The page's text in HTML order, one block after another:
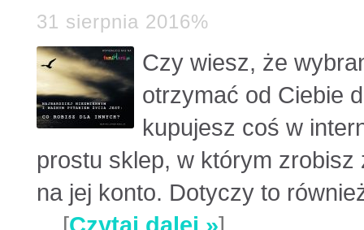
31 sierpnia 2016%
Czy wiesz, że
otrzymać od Ciebie
kupujesz coś w
prostu sklep, w którym
na jej konto. Dotyczy to